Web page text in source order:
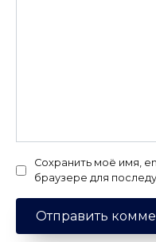
Сохранить моё имя,
браузере для